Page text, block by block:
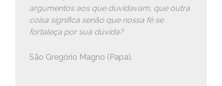
argumentos aos que duvidavam, que outra
coisa significa senão que nossa fé se
fortaleça por sua dúvida?
São Gregório Magno (Papa).